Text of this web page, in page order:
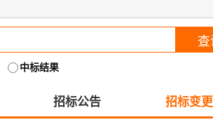
中标结果
招标公告 招标变更